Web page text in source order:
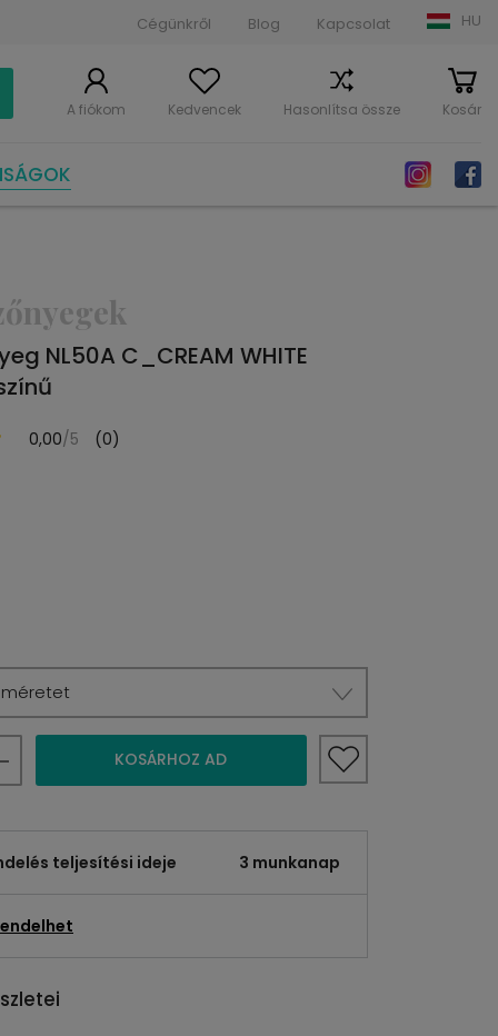
Cégünkről Blog Kapcsolat HU
A fiókom Kedvencek Hasonlítsa össze Kosár
NL50A C_CREAM WHITE
0,00/5 (0)
méretet
KOSÁRHOZ AD
teljesítési ideje 3 munkanap